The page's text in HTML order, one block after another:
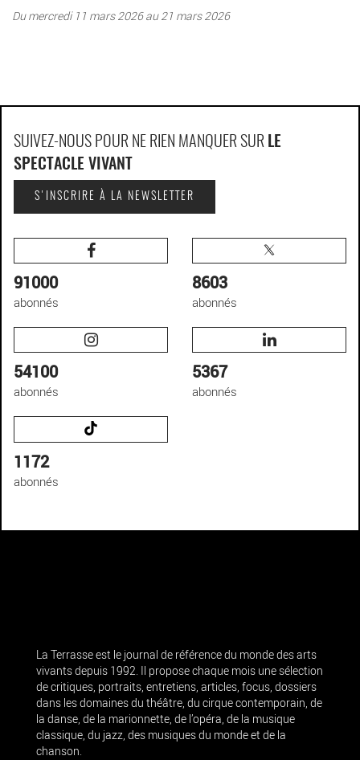
Du mercredi 11 mars 2026 au 21 mars 2026
SUIVEZ-NOUS POUR NE RIEN MANQUER SUR LE
SPECTACLE VIVANT
S'INSCRIRE À LA NEWSLETTER
91000
abonnés
8603
abonnés
54100
abonnés
5367
abonnés
1172
abonnés
La Terrasse est le journal de référence du monde des arts
vivants depuis 1992. Il propose chaque mois une sélection
de critiques, portraits, entretiens, articles, focus, dossiers
dans les domaines du théâtre, du cirque contemporain, de
la danse, de la marionnette, de l’opéra, de la musique
classique, du jazz, des musiques du monde et de la
chanson.